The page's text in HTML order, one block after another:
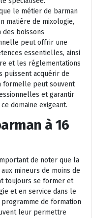
le métier de barman
matière de mixologie,
boissons
peut offrir une
essentielles, ainsi
et les réglementations
puissent acquérir de
formelle peut souvent
et garantir
domaine exigeant.
à 16
de noter que la
mineurs de moins de
toujours se former et
et en service dans le
programme de formation
leur permettre